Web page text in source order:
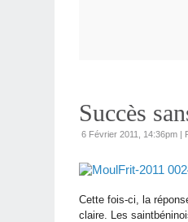
Succès
6 Février 2011, 14:36pm |
Cette fois-ci, la
claire. Les